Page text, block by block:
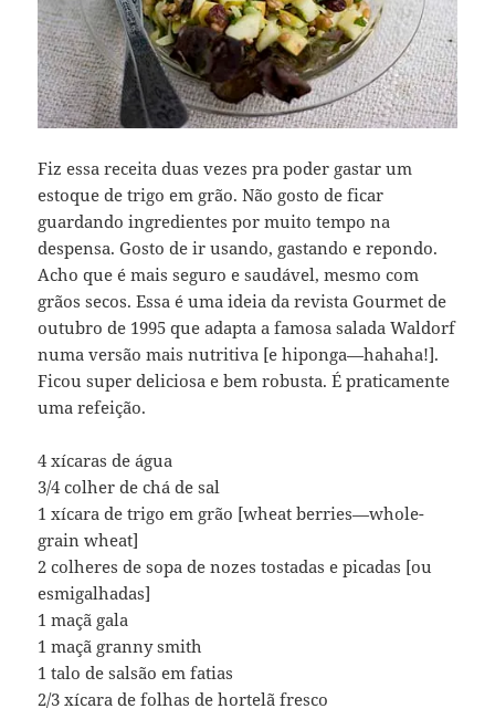
Fiz essa receita duas vezes pra poder gastar um
estoque de trigo em grão. Não gosto de ficar
guardando ingredientes por muito tempo na
despensa. Gosto de ir usando, gastando e repondo.
Acho que é mais seguro e saudável, mesmo com
grãos secos. Essa é uma ideia da revista Gourmet de
outubro de 1995 que adapta a famosa salada Waldorf
numa versão mais nutritiva [e hiponga—hahaha!].
Ficou super deliciosa e bem robusta. É praticamente
uma refeição.
4 xícaras de água
3/4 colher de chá de sal
1 xícara de trigo em grão [wheat berries—whole-
grain wheat]
2 colheres de sopa de nozes tostadas e picadas [ou
esmigalhadas]
1 maçã gala
1 maçã granny smith
1 talo de salsão em fatias
2/3 xícara de folhas de hortelã fresco